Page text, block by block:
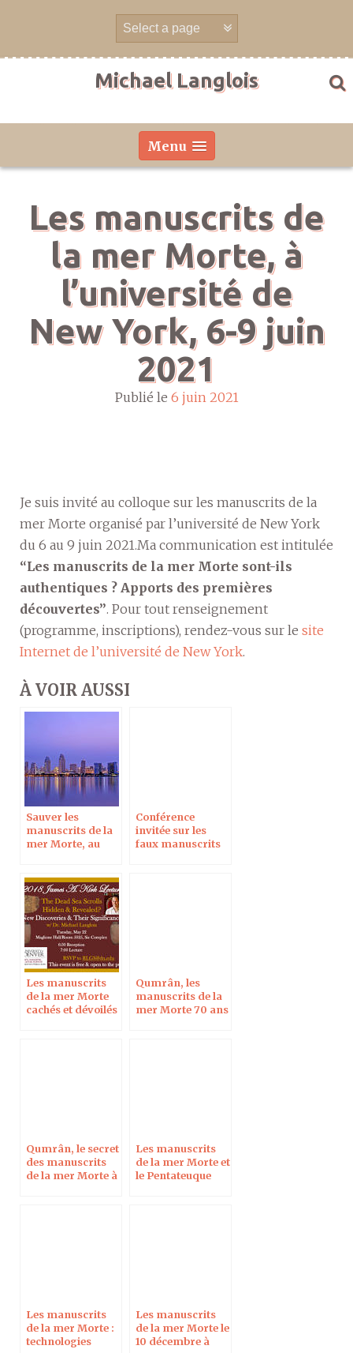
Michael Langlois
Menu
Les manuscrits de
la mer Morte, à
l’université de
New York, 6-9 juin
2021
Publié le 6 juin 2021
Je suis invité au colloque sur les manuscrits de la
mer Morte organisé par l’université de New York
du 6 au 9 juin 2021.Ma communication est intitulée
“Les manuscrits de la mer Morte sont-ils
authentiques ? Apports des premières
découvertes”. Pour tout renseignement
(programme, inscriptions), rendez-vous sur le site
Internet de l’université de New York.
À VOIR AUSSI
Sauver les
manuscrits de la
mer Morte, au
Conférence
invitée sur les
faux manuscrits
Les manuscrits
de la mer Morte
cachés et dévoilés
Qumrân, les
manuscrits de la
mer Morte 70 ans
Qumrân, le secret
des manuscrits
de la mer Morte à
Les manuscrits
de la mer Morte et
le Pentateuque
Les manuscrits
de la mer Morte :
technologies
Les manuscrits
de la mer Morte le
10 décembre à